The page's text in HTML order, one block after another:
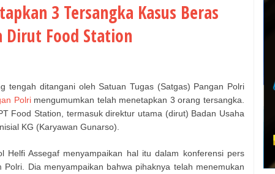
3 Tersangka Kasus Beras
Dirut Food Station
tengah ditangani oleh Satuan Tugas (Satgas) Pangan Polri
Polrimengumumkan telah menetapkan 3 orang tersangka.
Food Station, termasuk direktur utama (dirut) Badan Usaha
KG (Karyawan Gunarso).
Helfi Assegaf menyampaikan hal itu dalam konferensi pers
Dia menyampaikan bahwa pihaknya telah menemukan